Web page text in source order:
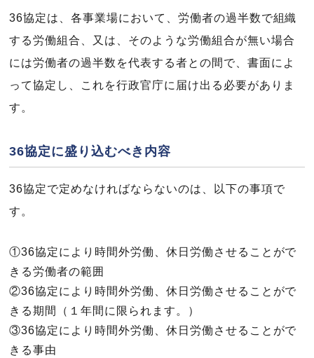
36協定は、各事業場において、労働者の過半数で組織
する労働組合、又は、そのような労働組合が無い場合
には労働者の過半数を代表する者との間で、書面によ
って協定し、これを行政官庁に届け出る必要がありま
す。
36協定に盛り込むべき内容
36協定で定めなければならないのは、以下の事項で
す。
①36協定により時間外労働、休日労働させることがで
きる労働者の範囲
②36協定により時間外労働、休日労働させることがで
きる期間（１年間に限られます。）
③36協定により時間外労働、休日労働させることがで
きる事由